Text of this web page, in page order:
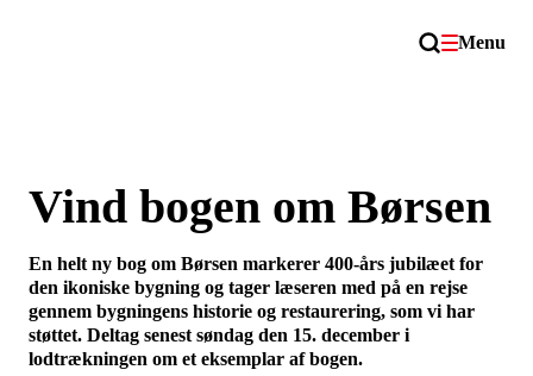
Menu
Vind bogen om Børsen
En helt ny bog om Børsen markerer 400-års jubilæet for
den ikoniske bygning og tager læseren med på en rejse
gennem bygningens historie og restaurering, som vi har
støttet. Deltag senest søndag den 15. december i
lodtrækningen om et eksemplar af bogen.